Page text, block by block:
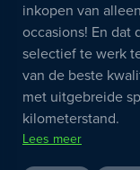
inkopen van
occasions! En dat
selectief te werk
van de beste
met uitgebreide
kilometerstand.
Lees meer